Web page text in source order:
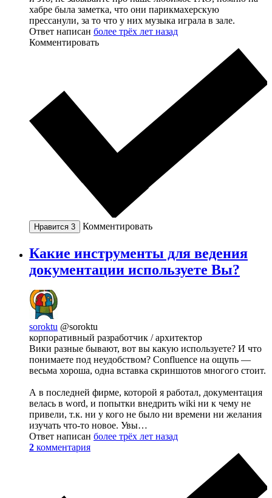
хабре была заметка, что они парикмахерскую
прессанули, за то что у них музыка играла в зале.
Ответ написан более трёх лет назад
Комментировать
Нравится 3 Комментировать
Какие инструменты для ведения
документации используете Вы?
soroktu @soroktu
корпоративный разработчик / архитектор
Вики разные бывают, вот вы какую используете? И что
понимаете под неудобством? Confluence на ощупь —
весьма хороша, одна вставка скриншотов многого стоит.
А в последней фирме, которой я работал, документация
велась в word, и попытки внедрить wiki ни к чему не
привели, т.к. ни у кого не было ни времени ни желания
изучать что-то новое. Увы…
Ответ написан более трёх лет назад
2 комментария